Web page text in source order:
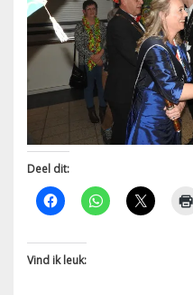
Deel dit:
Vind ik leuk: